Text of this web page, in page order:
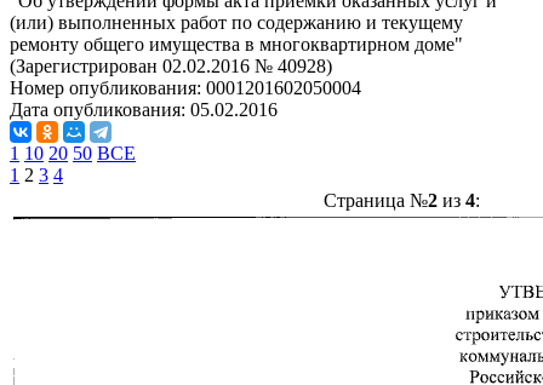
(или) выполненных работ по содержанию и текущему
ремонту общего имущества в многоквартирном доме"
(Зарегистрирован 02.02.2016 № 40928)
Номер опубликования: 0001201602050004
Дата опубликования: 05.02.2016
1 10 20 50 ВСЕ
1 2 3 4
Страница №2из 4: